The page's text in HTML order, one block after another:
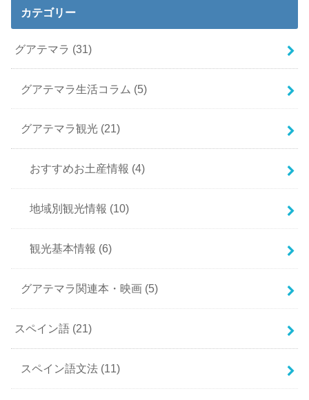
カテゴリー
グアテマラ (31)
グアテマラ生活コラム (5)
グアテマラ観光 (21)
おすすめお土産情報 (4)
地域別観光情報 (10)
観光基本情報 (6)
グアテマラ関連本・映画 (5)
スペイン語 (21)
スペイン語文法 (11)